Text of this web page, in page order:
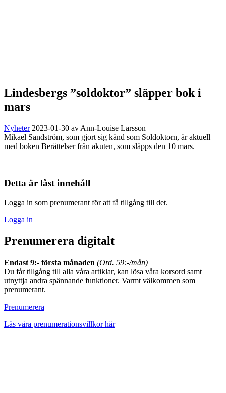
Lindesbergs ”soldoktor” släpper bok i
mars
Nyheter 2023-01-30 av Ann-Louise Larsson
Mikael Sandström, som gjort sig känd som Soldoktorn, är aktuell
med boken Berättelser från akuten, som släpps den 10 mars.
Detta är låst innehåll
Logga in som prenumerant för att få tillgång till det.
Logga in
Prenumerera digitalt
Endast 9:- första månaden (Ord. 59:-/mån)
Du får tillgång till alla våra artiklar, kan lösa våra korsord samt
utnyttja andra spännande funktioner. Varmt välkommen som
prenumerant.
Prenumerera
Läs våra prenumerationsvillkor här